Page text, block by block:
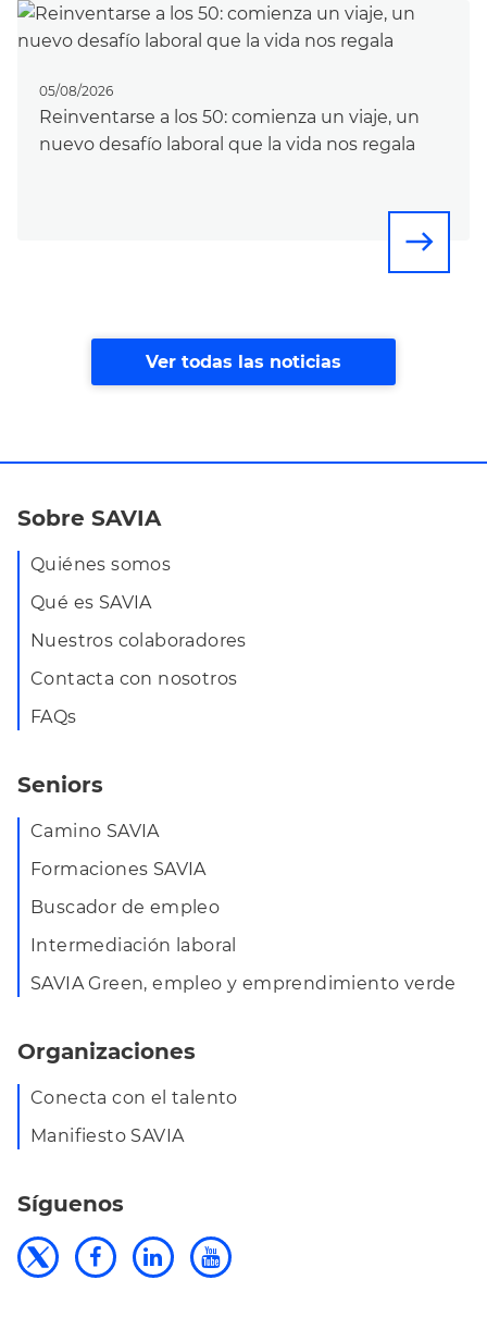
05/08/2026
Reinventarse a los 50: comienza un viaje, un
nuevo desafío laboral que la vida nos regala
east
Ver todas las noticias
Sobre SAVIA
Quiénes somos
Qué es SAVIA
Nuestros colaboradores
Contacta con nosotros
FAQs
Seniors
Camino SAVIA
Formaciones SAVIA
Buscador de empleo
Intermediación laboral
SAVIA Green, empleo y emprendimiento verde
Organizaciones
Conecta con el talento
Manifiesto SAVIA
Síguenos